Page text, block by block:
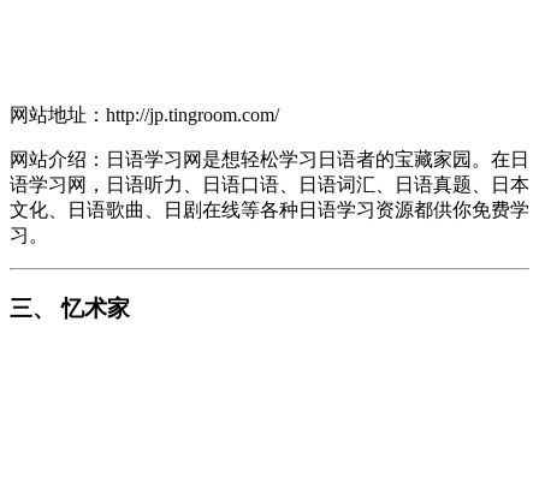
网站地址：http://jp.tingroom.com/
网站介绍：日语学习网是想轻松学习日语者的宝藏家园。在日
语学习网，日语听力、日语口语、日语词汇、日语真题、日本
文化、日语歌曲、日剧在线等各种日语学习资源都供你免费学
习。
三、 忆术家